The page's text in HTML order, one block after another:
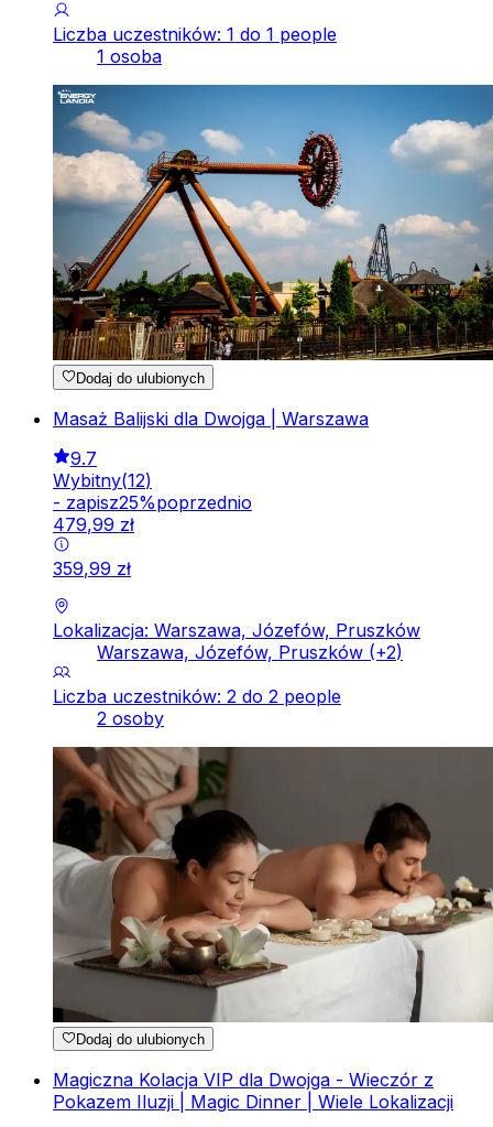
Liczba uczestników: 1 do 1 people
1 osoba
Dodaj do ulubionych
Masaż Balijski dla Dwojga | Warszawa
9.7
Wybitny(12)
- zapisz25%poprzednio
479,99 zł
359,99 zł
Lokalizacja: Warszawa, Józefów, Pruszków
Warszawa, Józefów, Pruszków (+2)
Liczba uczestników: 2 do 2 people
2 osoby
Dodaj do ulubionych
Magiczna Kolacja VIP dla Dwojga - Wieczór z
Pokazem Iluzji | Magic Dinner | Wiele Lokalizacji